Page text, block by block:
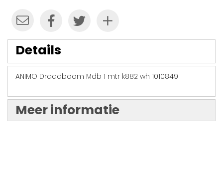
Details
ANIMO Draadboom Mdb 1 mtr k882 wh 1010849
Meer informatie